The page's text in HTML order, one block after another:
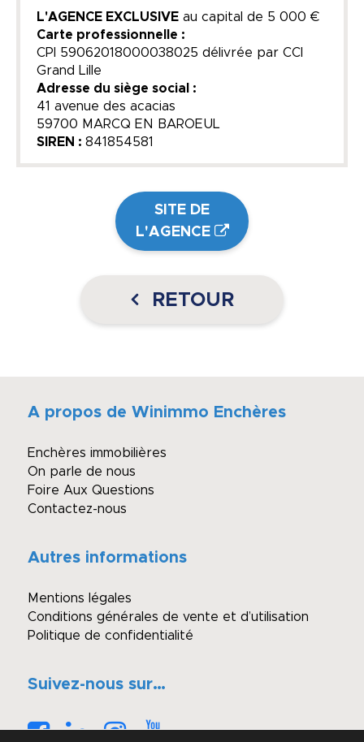
L'AGENCE EXCLUSIVE au capital de 5 000 €
Carte professionnelle :
CPI 59062018000038025 délivrée par CCI
Grand Lille
Adresse du siège social :
41 avenue des acacias
59700 MARCQ EN BAROEUL
SIREN : 841854581
SITE DE
L'AGENCE
RETOUR
A propos de Winimmo Enchères
Enchères immobilières
On parle de nous
Foire Aux Questions
Contactez-nous
Autres informations
Mentions légales
Conditions générales de vente et d’utilisation
Politique de confidentialité
Suivez-nous sur…